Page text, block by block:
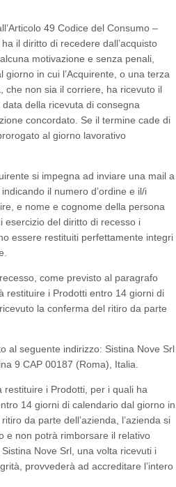
49 Codice del Consumo –
il diritto di recedere dall’acquisto
motivazione e senza penali,
in cui l’Acquirente, o una terza
che non sia il corriere, ha ricevuto il
della ricevuta di consegna
concordato. Se il termine cade di
al giorno lavorativo
si impegna ad inviare una mail a
il numero d’ordine e il/i
e nome e cognome della persona
esercizio del diritto di recesso i
essere restituiti perfettamente integri
come previsto al paragrafo
restituire i Prodotti entro 14 giorni di
la conferma del ritiro da parte
al seguente indirizzo: Sistina Nove Srl
9 CAP 00187 (Roma), Italia.
restituire i Prodotti, per i quali ha
14 giorni di calendario dal giorno in
da parte dell’azienda, l’azienda si
e non potrà rimborsare il relativo
Nove Srl, una volta ricevuti i
provvederà ad accreditare l’intero